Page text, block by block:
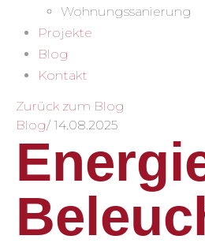
Wohnungssanierung
Projekte
Blog
Kontakt
Zurück zum Blog
Blog/ 14.08.2025